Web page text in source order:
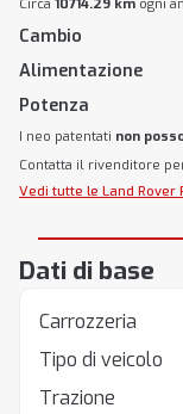
Circa 10714.29 km ogni
Cambio
Alimentazione
Potenza
I neo patentati non
Contatta il rivenditore
Vedi tutte le Land Rover
Dati di base
Carrozzeria
Tipo di veicolo
Trazione